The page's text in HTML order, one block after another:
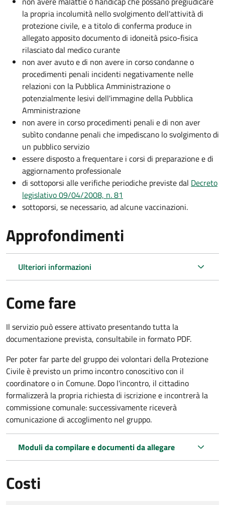
la propria incolumità nello svolgimento dell'attività di
protezione civile, e a titolo di conferma produce in
allegato apposito documento di idoneità psico-fisica
rilasciato dal medico curante
non aver avuto e di non avere in corso condanne o
procedimenti penali incidenti negativamente nelle
relazioni con la Pubblica Amministrazione o
potenzialmente lesivi dell'immagine della Pubblica
Amministrazione
non avere in corso procedimenti penali e di non aver
subìto condanne penali che impediscano lo svolgimento di
un pubblico servizio
essere disposto a frequentare i corsi di preparazione e di
aggiornamento professionale
di sottoporsi alle verifiche periodiche previste dal Decreto
legislativo 09/04/2008, n. 81
sottoporsi, se necessario, ad alcune vaccinazioni.
Approfondimenti
Ulteriori informazioni
Come fare
Il servizio può essere attivato presentando tutta la
documentazione prevista, consultabile in formato PDF.
Per poter far parte del gruppo dei volontari della Protezione
Civile è previsto un primo incontro conoscitivo con il
coordinatore o in Comune. Dopo l'incontro, il cittadino
formalizzerà la propria richiesta di iscrizione e incontrerà la
commissione comunale: successivamente riceverà
comunicazione di accoglimento nel gruppo.
Moduli da compilare e documenti da allegare
Costi